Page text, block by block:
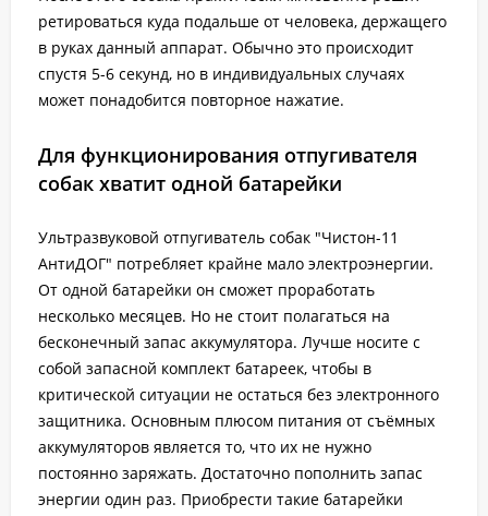
ретироваться куда подальше от человека, держащего
в руках данный аппарат. Обычно это происходит
спустя 5-6 секунд, но в индивидуальных случаях
может понадобится повторное нажатие.
Для функционирования отпугивателя
собак хватит одной батарейки
Ультразвуковой отпугиватель собак "Чистон-11
АнтиДОГ" потребляет крайне мало электроэнергии.
От одной батарейки он сможет проработать
несколько месяцев. Но не стоит полагаться на
бесконечный запас аккумулятора. Лучше носите с
собой запасной комплект батареек, чтобы в
критической ситуации не остаться без электронного
защитника. Основным плюсом питания от съёмных
аккумуляторов является то, что их не нужно
постоянно заряжать. Достаточно пополнить запас
энергии один раз. Приобрести такие батарейки